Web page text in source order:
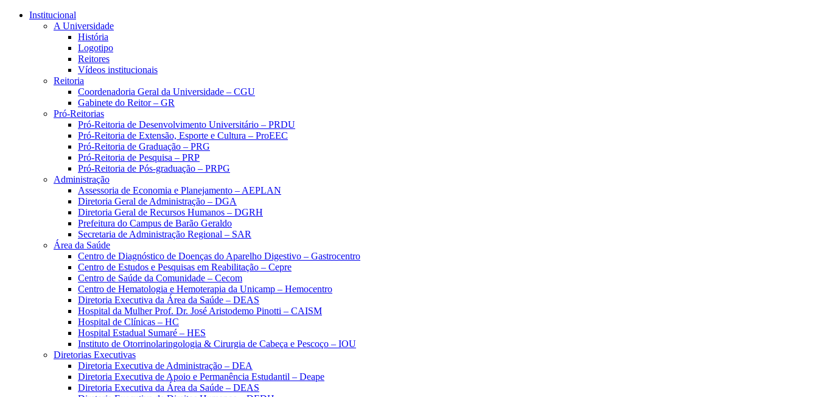
Conteúdo principal
Institucional
A Universidade
História
Logotipo
Reitores
Vídeos institucionais
Reitoria
Coordenadoria Geral da Universidade – CGU
Gabinete do Reitor – GR
Pró-Reitorias
Pró-Reitoria de Desenvolvimento Universitário – PRDU
Pró-Reitoria de Extensão, Esporte e Cultura – ProEEC
Pró-Reitoria de Graduação – PRG
Pró-Reitoria de Pesquisa – PRP
Pró-Reitoria de Pós-graduação – PRPG
Administração
Assessoria de Economia e Planejamento – AEPLAN
Diretoria Geral de Administração – DGA
Diretoria Geral de Recursos Humanos – DGRH
Prefeitura do Campus de Barão Geraldo
Secretaria de Administração Regional – SAR
Área da Saúde
Centro de Diagnóstico de Doenças do Aparelho Digestivo – Gastrocentro
Centro de Estudos e Pesquisas em Reabilitação – Cepre
Centro de Saúde da Comunidade – Cecom
Centro de Hematologia e Hemoterapia da Unicamp – Hemocentro
Diretoria Executiva da Área da Saúde – DEAS
Hospital da Mulher Prof. Dr. José Aristodemo Pinotti – CAISM
Hospital de Clínicas – HC
Hospital Estadual Sumaré – HES
Instituto de Otorrinolaringologia & Cirurgia de Cabeça e Pescoço – IOU
Diretorias Executivas
Diretoria Executiva de Administração – DEA
Diretoria Executiva de Apoio e Permanência Estudantil – Deape
Diretoria Executiva da Área da Saúde – DEAS